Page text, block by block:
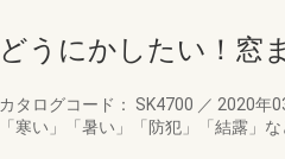
どうにかしたい！窓
カタログコード： SK4700 ／ 2020年
「寒い」「暑い」「防犯」「結露」